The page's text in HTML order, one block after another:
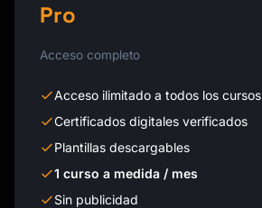
Pro
Acceso completo
Acceso ilimitado a todos los cursos
Certificados digitales verificados
Plantillas descargables
1 curso a medida / mes
Sin publicidad